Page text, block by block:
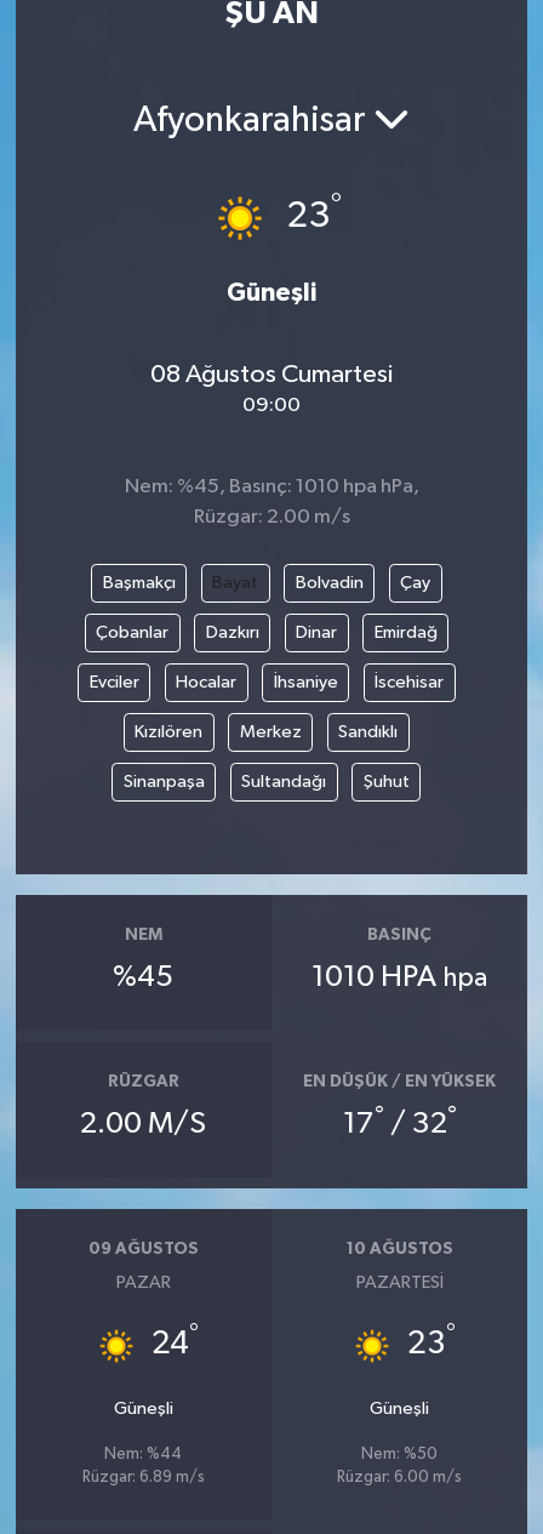
ŞU AN
Afyonkarahisar
23°
Güneşli
08 Ağustos Cumartesi
09:00
Nem: %45, Basınç: 1010 hpa hPa,
Rüzgar: 2.00 m/s
Başmakçı Bayat Bolvadin Çay
Çobanlar Dazkırı Dinar Emirdağ
Evciler Hocalar İhsaniye İscehisar
Kızılören Merkez Sandıklı
Sinanpaşa Sultandağı Şuhut
NEM
%45
BASINÇ
1010 HPA hpa
RÜZGAR
2.00 M/S
EN DÜŞÜK / EN YÜKSEK
17° / 32°
09 AĞUSTOS
PAZAR
24°
Güneşli
Nem: %44
Rüzgar: 6.89 m/s
10 AĞUSTOS
PAZARTESI
23°
Güneşli
Nem: %50
Rüzgar: 6.00 m/s